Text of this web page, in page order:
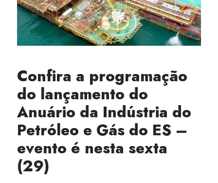
Confira a programação
do lançamento do
Anuário da Indústria do
Petróleo e Gás do ES –
evento é nesta sexta
(29)